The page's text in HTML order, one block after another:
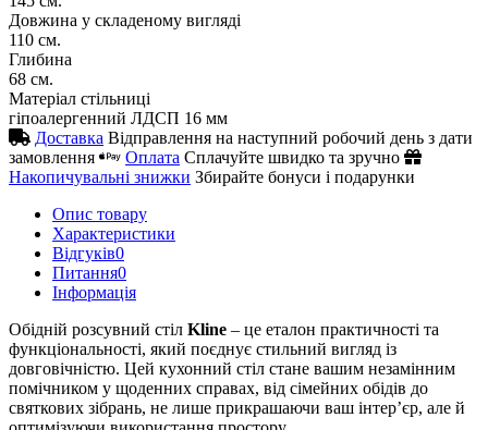
Довжина у складеному вигляді
110 см.
Глибина
68 см.
Матеріал стільниці
гіпоалергенний ЛДСП 16 мм
Доставка Відправлення на наступний робочий день з дати
замовлення
Оплата Сплачуйте швидко та зручно
Накопичувальні знижки Збирайте бонуси і подарунки
Опис товару
Характеристики
Відгуків0
Питання0
Iнформація
Обідній розсувний стіл Kline – це еталон практичності та
функціональності, який поєднує стильний вигляд із
довговічністю. Цей кухонний стіл стане вашим незамінним
помічником у щоденних справах, від сімейних обідів до
святкових зібрань, не лише прикрашаючи ваш інтер’єр, але й